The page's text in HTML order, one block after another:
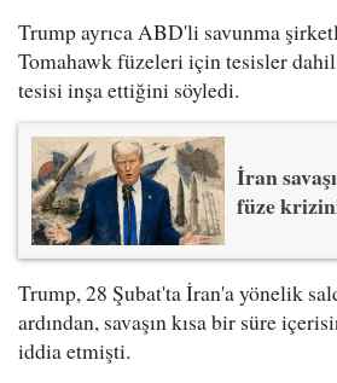
Trump ayrıca ABD'li savunma
Tomahawk füzeleri için tesisler
tesisi inşa ettiğini söyledi.
İran
füze
Trump, 28 Şubat'ta İran'a yönelik
ardından, savaşın kısa bir süre
iddia etmişti.